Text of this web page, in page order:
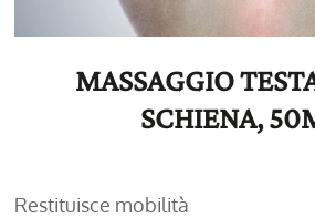
MASSAGGIO
SCHIENA,
Restituisce mobilità